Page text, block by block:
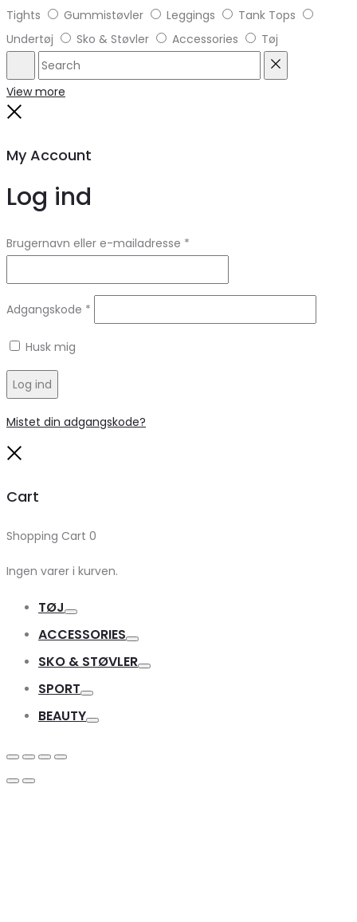
Tights
Gummistøvler Leggings
Tank Tops
Undertøj
Sko & Støvler Accessories Tøj
Search
View more
My Account
Log ind
Brugernavn eller e-mailadresse *
Adgangskode *
Husk mig
Log ind
Mistet din adgangskode?
Cart
Shopping Cart 0
Ingen varer i kurven.
TØJ
ACCESSORIES
SKO & STØVLER
SPORT
BEAUTY